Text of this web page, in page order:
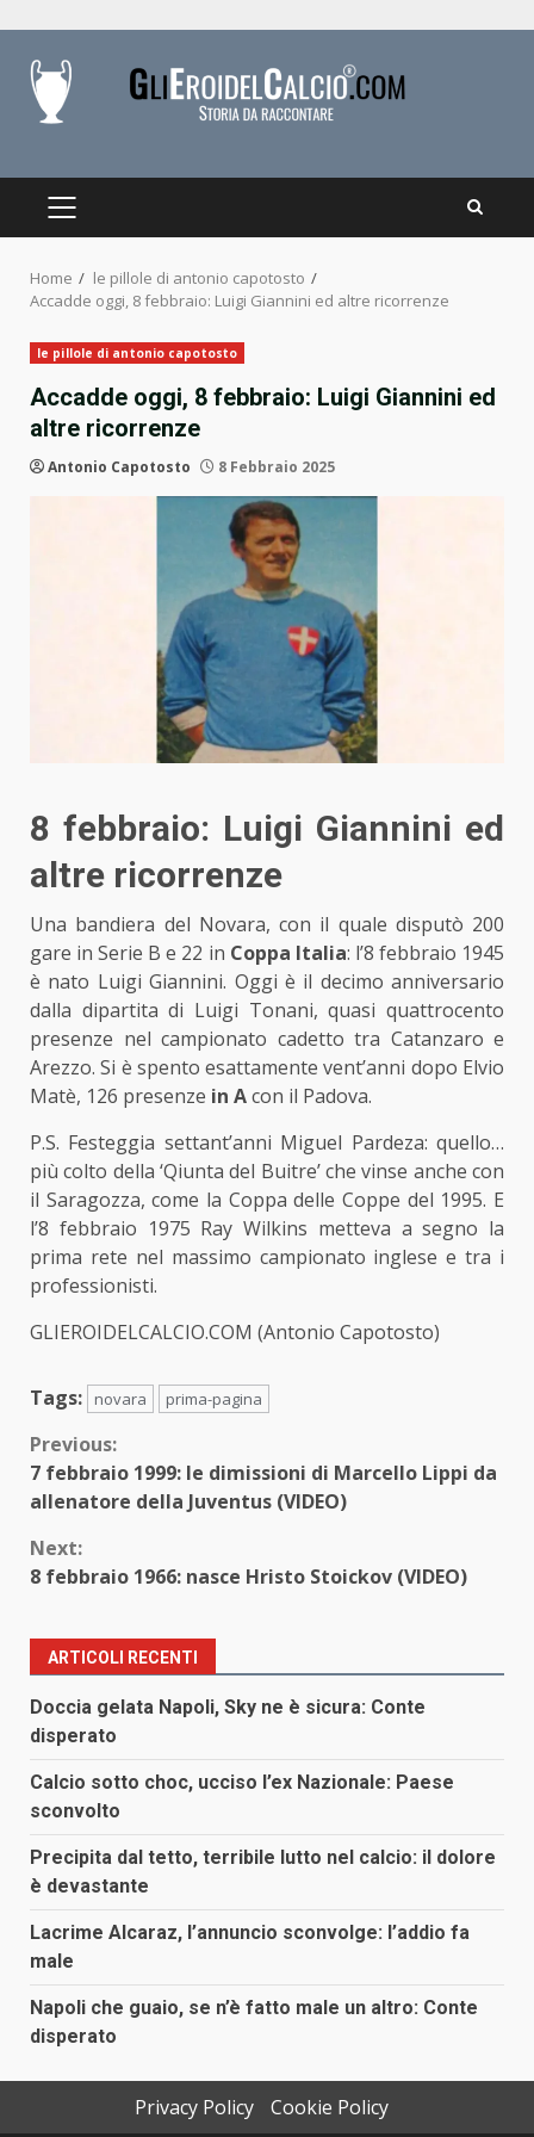
content
PRIMARY
Home
le pillole di antonio capotosto
Accadde oggi, 8 febbraio: Luigi Giannini ed altre ricorrenze
le pillole di antonio capotosto
Accadde oggi, 8 febbraio: Luigi Giannini ed
altre ricorrenze
Antonio Capotosto 8 Febbraio 2025
8 febbraio: Luigi Giannini ed
altre ricorrenze
Una bandiera del Novara, con il quale disputò 200
gare in Serie B e 22 in Coppa Italia: l’8 febbraio 1945
è nato Luigi Giannini. Oggi è il decimo anniversario
dalla dipartita di Luigi Tonani, quasi quattrocento
presenze nel campionato cadetto tra Catanzaro e
Arezzo. Si è spento esattamente vent’anni dopo Elvio
Matè, 126 presenze in Acon il Padova.
P.S. Festeggia settant’anni Miguel Pardeza: quello…
più colto della ‘Qiunta del Buitre’ che vinse anche con
il Saragozza, come la Coppa delle Coppe del 1995. E
l’8 febbraio 1975 Ray Wilkins metteva a segno la
prima rete nel massimo campionato inglese e tra i
professionisti.
GLIEROIDELCALCIO.COM (Antonio Capotosto)
Tags: novara prima-pagina
Continue
Reading
Previous:
7 febbraio 1999: le dimissioni di Marcello Lippi da
allenatore della Juventus (VIDEO)
Next:
8 febbraio 1966: nasce Hristo Stoickov (VIDEO)
ARTICOLI RECENTI
Doccia gelata Napoli, Sky ne è sicura: Conte
disperato
Calcio sotto choc, ucciso l’ex Nazionale: Paese
sconvolto
Precipita dal tetto, terribile lutto nel calcio: il dolore
è devastante
Lacrime Alcaraz, l’annuncio sconvolge: l’addio fa
male
Napoli che guaio, se n’è fatto male un altro: Conte
disperato
Privacy Policy Cookie Policy